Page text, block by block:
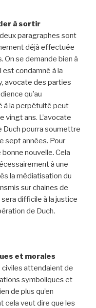
à sortir
paragraphes sont
déjà effectuée
On se demande bien à
est condamné à la
avocate des parties
qu’au
à la perpétuité peut
vingt ans. L’avocate
Duch pourra soumettre
sept années. Pour
bonne nouvelle. Cela
à une
la médiatisation du
sur chaines de
difficile à la justice
de Duch.
et morales
civiles attendaient de
symboliques et
de plus qu’en
cela veut dire que les